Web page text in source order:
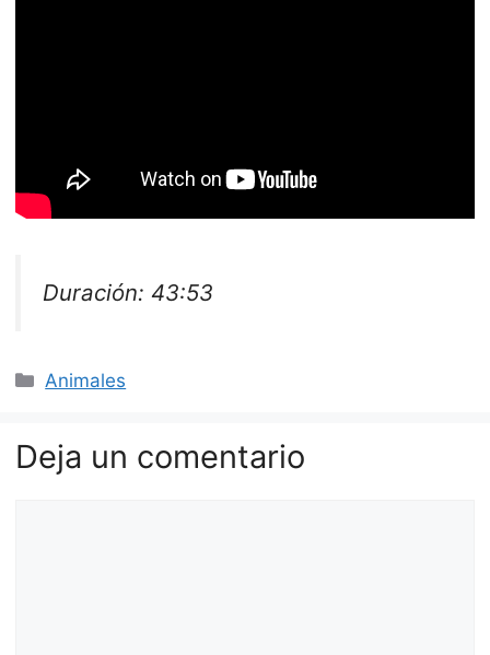
Duración: 43:53
Categorías
Animales
Deja un comentario